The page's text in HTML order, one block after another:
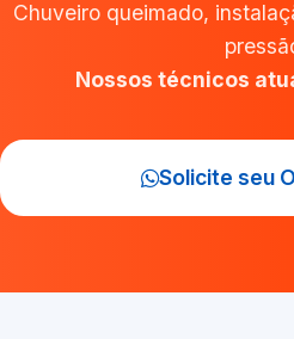
Chuveiro queimado,
Nossos técnicos
Solicite seu